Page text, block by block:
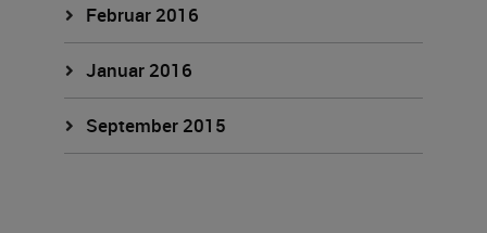
Februar 2016
Januar 2016
September 2015